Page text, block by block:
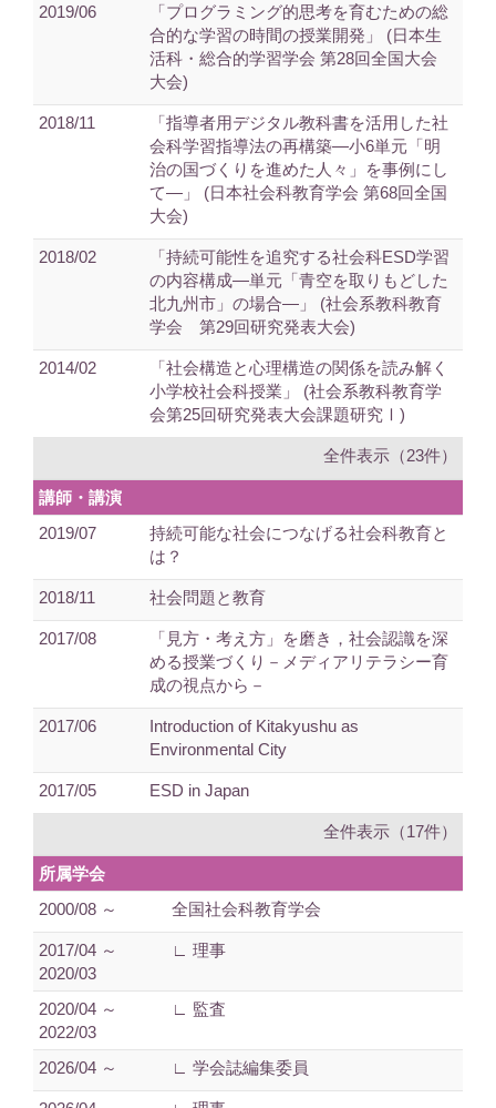
2019/06
「プログラミング的思考を育むための総
合的な学習の時間の授業開発」 (日本生
活科・総合的学習学会 第28回全国大会
大会)
2018/11
「指導者用デジタル教科書を活用した社
会科学習指導法の再構築―小6単元「明
治の国づくりを進めた人々」を事例にし
て―」 (日本社会科教育学会 第68回全国
大会)
2018/02
「持続可能性を追究する社会科ESD学習
の内容構成―単元「青空を取りもどした
北九州市」の場合―」 (社会系教科教育
学会 第29回研究発表大会)
2014/02
「社会構造と心理構造の関係を読み解く
小学校社会科授業」 (社会系教科教育学
会第25回研究発表大会課題研究Ⅰ)
全件表示（23件）
講師・講演
2019/07
持続可能な社会につなげる社会科教育と
は？
2018/11 社会問題と教育
2017/08
「見方・考え方」を磨き，社会認識を深
める授業づくり－メディアリテラシー育
成の視点から－
2017/06
Introduction of Kitakyushu as
Environmental City
2017/05 ESD in Japan
全件表示（17件）
所属学会
2000/08 ～
全国社会科教育学会
2017/04 ～
2020/03
∟ 理事
2020/04 ～
2022/03
∟ 監査
2026/04 ～ ∟ 学会誌編集委員